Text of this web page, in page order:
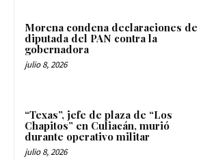
Morena condena declaraciones de
diputada del PAN contra la
gobernadora
julio 8, 2026
“Texas”, jefe de plaza de “Los
Chapitos” en Culiacán, murió
durante operativo militar
julio 8, 2026